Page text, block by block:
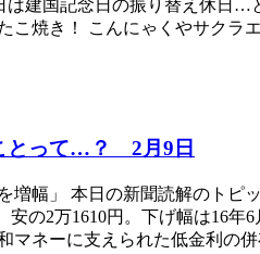
は建国記念日の振り替え休日
こ焼き！ こんにゃくやサクラ
とって…？ 2月9日
増幅」 本日の新聞読解のトピ
安の2万1610円。下げ幅は16
マネーに支えられた低金利の